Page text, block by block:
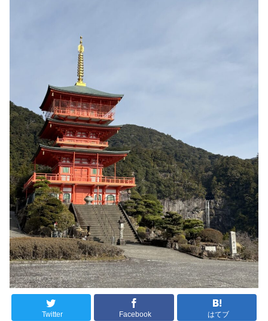
Twitter Facebook はてブ